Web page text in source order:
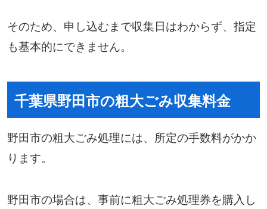
そのため、申し込むまで収集日はわからず、指定
も基本的にできません。
千葉県野田市の粗大ごみ収集料金
野田市の粗大ごみ処理には、所定の手数料がかか
ります。
野田市の場合は、事前に粗大ごみ処理券を購入し